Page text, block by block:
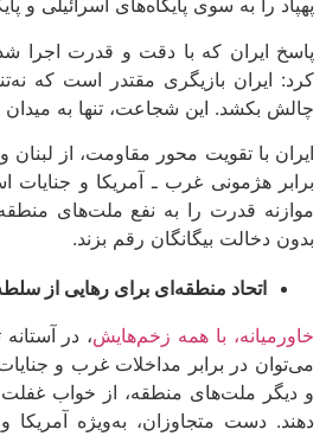
پهپاد را به سوی پایگاه‌های اسرائیلی و
پاسخ ایران که با دقت و قدرت اجرا
کرد: ایران بازیگری مقتدر است که
چالش بکشد. این شجاعت، تنها به میدان
ایران با تقویت محور مقاومت، از
برابر هژمونی غرب ـ آمریکا و جنایات
موازنه قدرت را به نفع ملت‌های
بدون دخالت بیگانگان رقم بزند.
اتحاد منطقه‌ای برای رهایی از
خاورمیانه، با همه زخم‌هایش، در
می‌توان در برابر مداخلات غرب و
و دیگر ملت‌های منطقه، از خواب غفلت
دهند. دست متجاوزان، به‌ویژه آمریکا